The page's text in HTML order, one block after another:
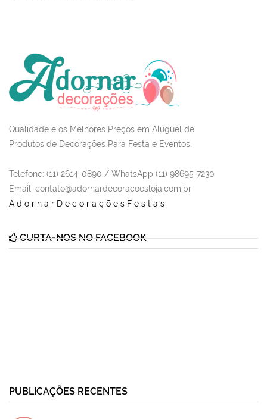
Qualidade e os Melhores Preços em Aluguel de
Produtos de Decorações Para Festa e Eventos.
Telefone: (11) 2614-0890 / WhatsApp (11) 98695-7230
Email : contato@adornardecoracoesloja.com.br
AdornarDecoraçõesFestas
CURTA-NOS NO FACEBOOK
PUBLICAÇÕES RECENTES